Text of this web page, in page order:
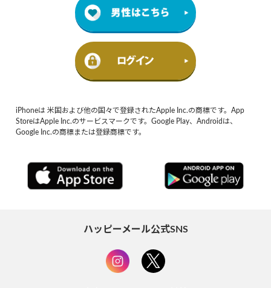
iPhoneは 米国および他の国々で登録されたApple Inc.の商標です。App
StoreはApple Inc.のサービスマークです。Google Play、Androidは、
Google Inc.の商標または登録商標です。
ハッピーメール公式SNS